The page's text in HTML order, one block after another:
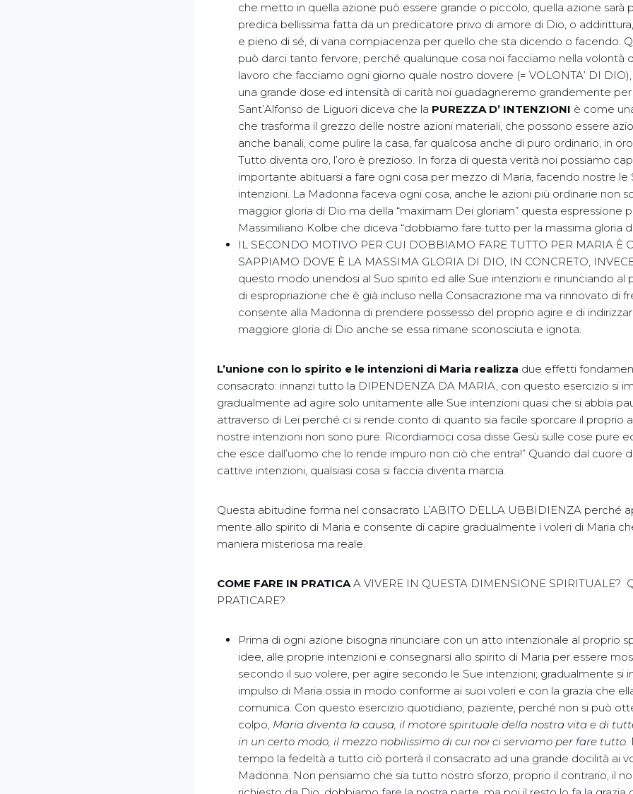
che metto in quella azione può essere grande o piccolo, quella azione sarà
predica bellissima fatta da un predicatore privo di amore di Dio, o
e pieno di sé, di vana compiacenza per quello che sta dicendo o facendo.
può darci tanto fervore, perché qualunque cosa noi facciamo nella volontà
lavoro che facciamo ogni giorno quale nostro dovere (= VOLONTA’ DI
una grande dose ed intensità di carità noi guadagneremo grandemente per
Sant’Alfonso de Liguori diceva che la PUREZZA D’ INTENZIONI è come
che trasforma il grezzo delle nostre azioni materiali, che possono essere
anche banali, come pulire la casa, far qualcosa anche di puro ordinario, in
Tutto diventa oro, l’oro è prezioso. In forza di questa verità noi possiamo
importante abituarsi a fare ogni cosa per mezzo di Maria, facendo nostre le
intenzioni. La Madonna faceva ogni cosa, anche le azioni più ordinarie non
maggior gloria di Dio ma della “maximam Dei gloriam” questa espressione
Massimiliano Kolbe che diceva “dobbiamo fare tutto per la massima gloria
IL SECONDO MOTIVO PER CUI DOBBIAMO FARE TUTTO PER MARIA È
SAPPIAMO DOVE È LA MASSIMA GLORIA DI DIO, IN CONCRETO,
questo modo unendosi al Suo spirito ed alle Sue intenzioni e rinunciando al
di espropriazione che è già incluso nella Consacrazione ma va rinnovato di
consente alla Madonna di prendere possesso del proprio agire e di
maggiore gloria di Dio anche se essa rimane sconosciuta e ignota.
L’unione con lo spirito e le intenzioni di Maria realizza due effetti
consacrato: innanzi tutto la DIPENDENZA DA MARIA, con questo esercizio si
gradualmente ad agire solo unitamente alle Sue intenzioni quasi che si abbia
attraverso di Lei perché ci si rende conto di quanto sia facile sporcare il proprio
nostre intenzioni non sono pure. Ricordiamoci cosa disse Gesù sulle cose pure
che esce dall’uomo che lo rende impuro non ciò che entra!” Quando dal cuore
cattive intenzioni, qualsiasi cosa si faccia diventa marcia.
Questa abitudine forma nel consacrato L’ABITO DELLA UBBIDIENZA perché
mente allo spirito di Maria e consente di capire gradualmente i voleri di Maria
maniera misteriosa ma reale.
COME FARE IN PRATICAA VIVERE IN QUESTA DIMENSIONE SPIRITUALE?
PRATICARE?
Prima di ogni azione bisogna rinunciare con un atto intenzionale al proprio
idee, alle proprie intenzioni e consegnarsi allo spirito di Maria per essere
secondo il suo volere, per agire secondo le Sue intenzioni; gradualmente si
impulso di Maria ossia in modo conforme ai suoi voleri e con la grazia che
comunica. Con questo esercizio quotidiano, paziente, perché non si può
colpo, Maria diventa la causa, il motore spirituale della nostra vita e di
in un certo modo, il mezzo nobilissimo di cui noi ci serviamo per fare tutto.
tempo la fedeltà a tutto ciò porterà il consacrato ad una grande docilità ai
Madonna. Non pensiamo che sia tutto nostro sforzo, proprio il contrario, il